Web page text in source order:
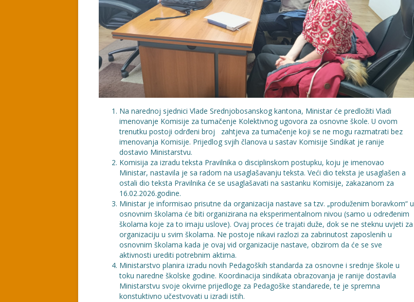
Na narednoj sjednici Vlade Srednjobosanskog kantona, Ministar će predložiti Vladi
imenovanje Komisije za tumačenje Kolektivnog ugovora za osnovne škole. U ovom
trenutku postoji odrđeni broj zahtjeva za tumačenje koji se ne mogu razmatrati bez
imenovanja Komisije. Prijedlog svjih članova u sastav Komisije Sindikat je ranije
dostavio Ministarstvu.
Komisija za izradu teksta Pravilnika o disciplinskom postupku, koju je imenovao
Ministar, nastavila je sa radom na usaglašavanju teksta. Veći dio teksta je usaglašen a
ostali dio teksta Pravilnika će se usaglašavati na sastanku Komisije, zakazanom za
16.02.2026.godine.
Ministar je informisao prisutne da organizacija nastave sa tzv. „produženim boravkom“ u
osnovnim školama će biti organizirana na eksperimentalnom nivou (samo u određenim
školama koje za to imaju uslove). Ovaj proces će trajati duže, dok se ne steknu uvjeti za
organizaciju u svim školama. Ne postoje nikavi razlozi za zabrinutost zaposlenih u
osnovnim školama kada je ovaj vid organizacije nastave, obzirom da će se sve
aktivnosti urediti potrebnim aktima.
Ministarstvo planira izradu novih Pedagoških standarda za osnovne i srednje škole u
toku naredne školske godine. Koordinacija sindikata obrazovanja je ranije dostavila
Ministarstvu svoje okvirne prijedloge za Pedagoške standarede, te je spremna
konstuktivno učestvovati u izradi istih.